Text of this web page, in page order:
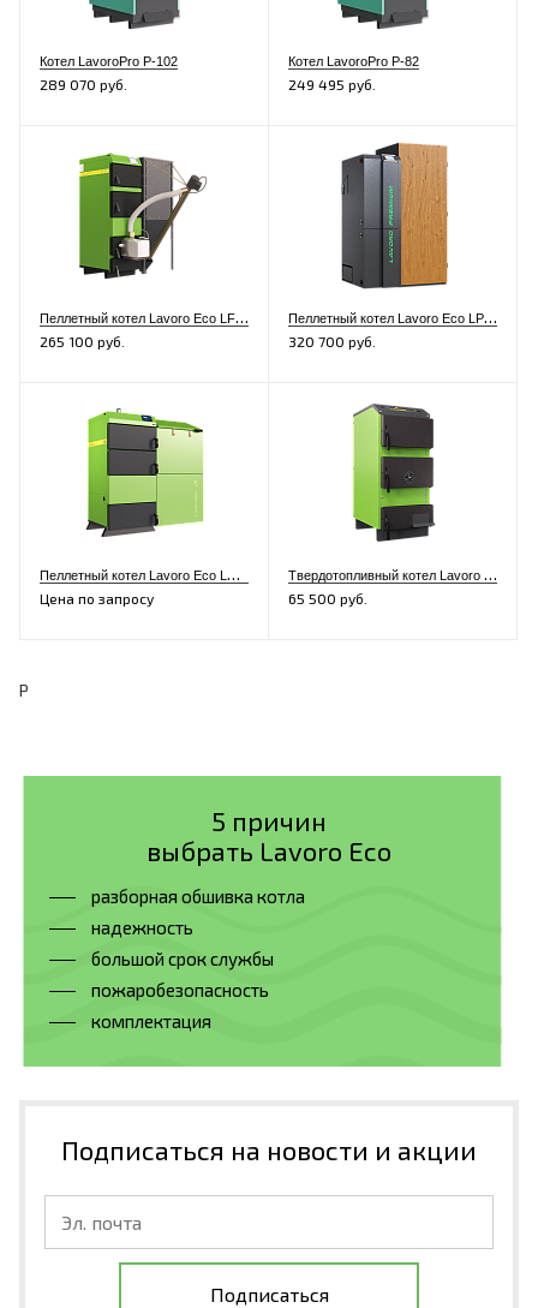
Котел LavoroPro Р-102
289 070 руб.
Котел LavoroPro Р-82
249 495 руб.
П
еллетный котел Lavoro Eco LF-16
265 100 руб.
П
еллетный котел Lavoro Eco LP-37 Premium
320 700 руб.
П
еллетный котел Lavoro Eco LR-16
Цена по запросу
Т
вердотопливный котел Lavoro Eco M-10
65 500 руб.
P
5 причин
выбрать Lavoro Eco
разборная обшивка котла
надежность
большой срок службы
пожаробезопасность
комплектация
Подписаться на новости и акции
Подписаться